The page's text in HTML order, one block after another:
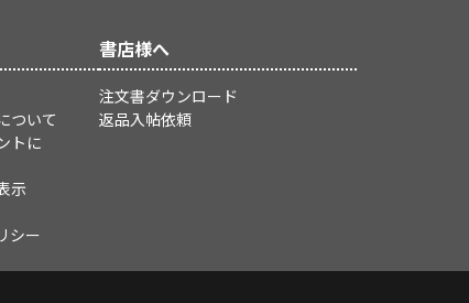
ついて
トに
示
シー
書店様へ
注文書ダウンロード
返品入帖依頼